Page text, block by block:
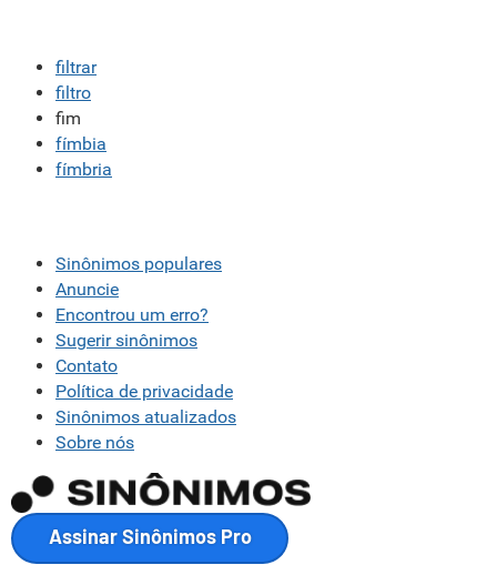
filtrar
filtro
fim
fímbia
fímbria
Sinônimos populares
Anuncie
Encontrou um erro?
Sugerir sinônimos
Contato
Política de privacidade
Sinônimos atualizados
Sobre nós
Assinar Sinônimos Pro